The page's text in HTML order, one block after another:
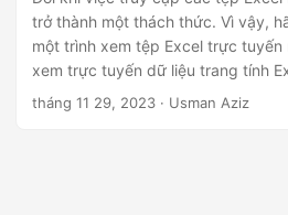
trở thành một thách thức. Vì vậy,
một trình xem tệp Excel trực tuyến
xem trực tuyến dữ liệu trang tính
tháng 11 29, 2023 · Usman Aziz